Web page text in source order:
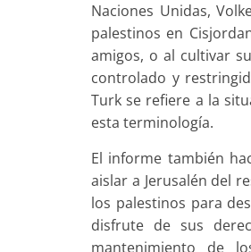
Naciones Unidas,
palestinos en
amigos, o al cultivar
controlado y
Turk se refiere a la
esta terminología.
El informe también
aislar a Jerusalén del
los palestinos para
disfrute de sus
mantenimiento de